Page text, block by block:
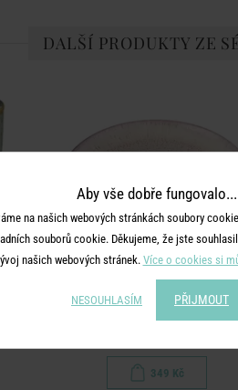
DALŠÍ PRODUKTY ZE
TAVIRA
349 Kč
Aby vše dobře fungovalo...
na našich webových stránkách soubory
souborů cookie. Děkujeme, že jste
našich webových stránek. Více o cookies si
NESOUHLASÍM PŘIJMOUT